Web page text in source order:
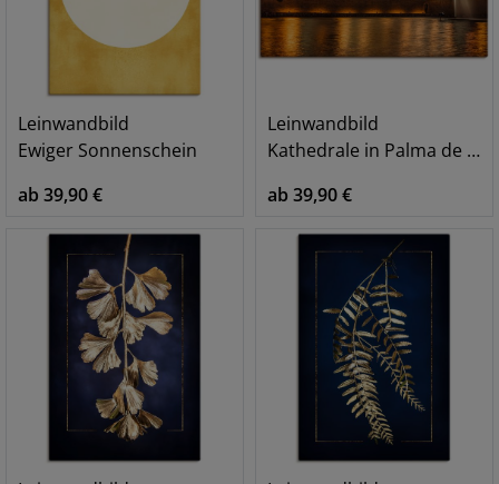
Leinwandbild
Ewiger Sonnenschein
ab 39,90 €
Leinwandbild
Kathedrale in Palma de Mallorca Balearen
ab 39,90 €